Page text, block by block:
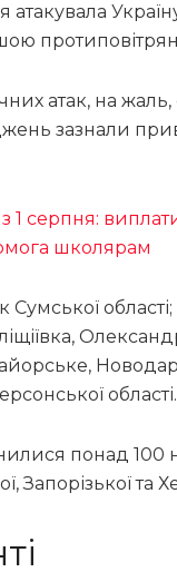
атак, на
зазнали
1 серпня:
школярам
області.
понад 100
Запорізької та